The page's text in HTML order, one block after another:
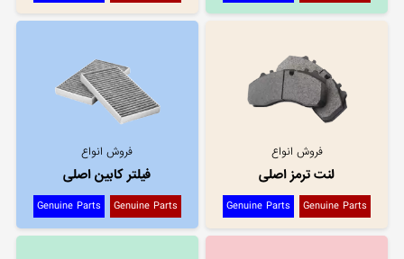
فروش انواع
لنت ترمز اصلی
Genuine Parts
Genuine Parts
فروش انواع
فیلتر کابین اصلی
Genuine Parts
Genuine Parts